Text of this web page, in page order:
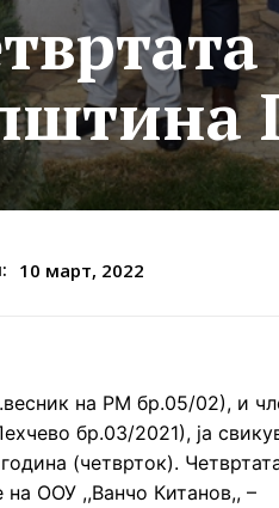
10 март, 2022
на РМ бр.05/02), и
бр.03/2021), ja
(четврток).
ООУ ,,Ванчо Китанов,, –